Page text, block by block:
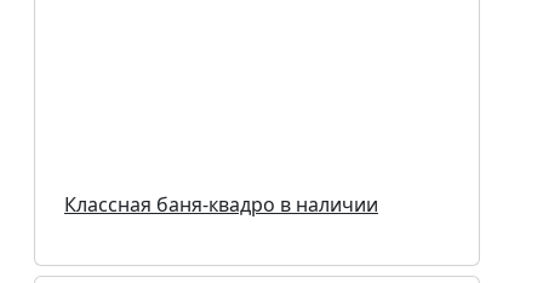
Классная баня-квадро в наличии